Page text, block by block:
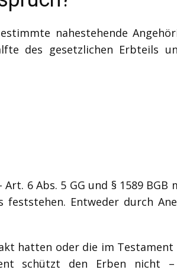
nahestehende
des gesetzlichen Erbteils
Art. 6 Abs. 5 GG und § 1589 BGB
Entweder durch
hatten oder die im
schützt den Erben nicht